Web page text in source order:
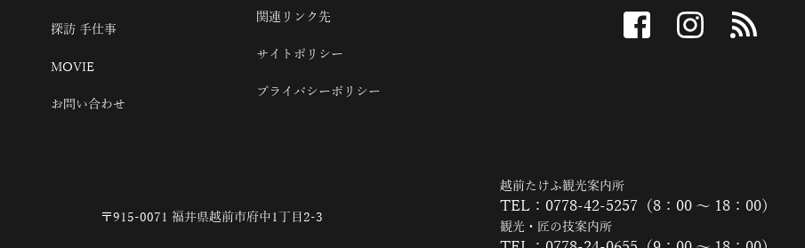
探訪 手仕事
MOVIE
お問い合わせ
関連リンク先
サイトポリシー
プライバシーポリシー
facebook instagram
〒915-0071 福井県越前市府中1丁目2-3
越前たけふ観光案内所
TEL：0778-42-5257（8：00 ～ 18：00）
観光・匠の技案内所